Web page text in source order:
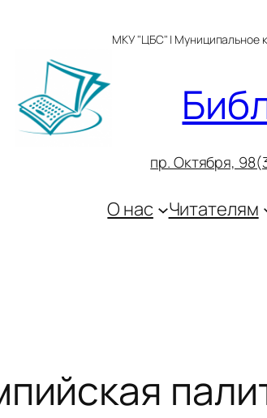
МКУ "ЦБС" | Муниципальное
пр. Октября, 9
О нас Читателям